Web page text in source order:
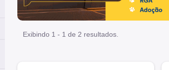
Exibindo 1 - 1 de 2 resultados.